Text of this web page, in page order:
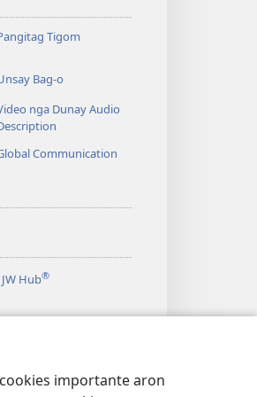
importante aron
Tigom
Bag-o
nga Dunay Audio
Communication
JW Hub®